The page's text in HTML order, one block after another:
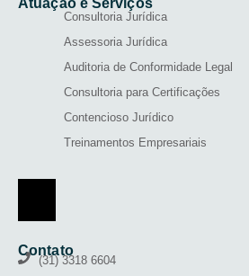
Atuação e Serviços
Consultoria Jurídica
Assessoria Jurídica
Auditoria de Conformidade Legal
Consultoria para Certificações
Contencioso Jurídico
Treinamentos Empresariais
Contato
(31) 3318 6604